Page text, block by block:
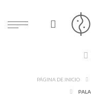
PÁGINA DE INICIO